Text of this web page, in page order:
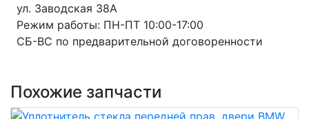
ул. Заводская 38А
Режим работы: ПН-ПТ 10:00-17:00
СБ-ВС по предварительной договоренности
Похожие запчасти